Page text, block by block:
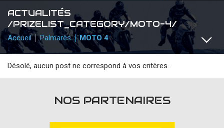
RÉSULTATS
PHOTOS / WEB TV
PARTENAIRES
PRESSE
PRESSE
ACTUALITÉS
/PRIZELIST_CATEGORY/MOTO-4/
Accueil Palmarès MOTO 4
Désolé, aucun post ne correspond à vos critères.
NOS PARTENAIRES